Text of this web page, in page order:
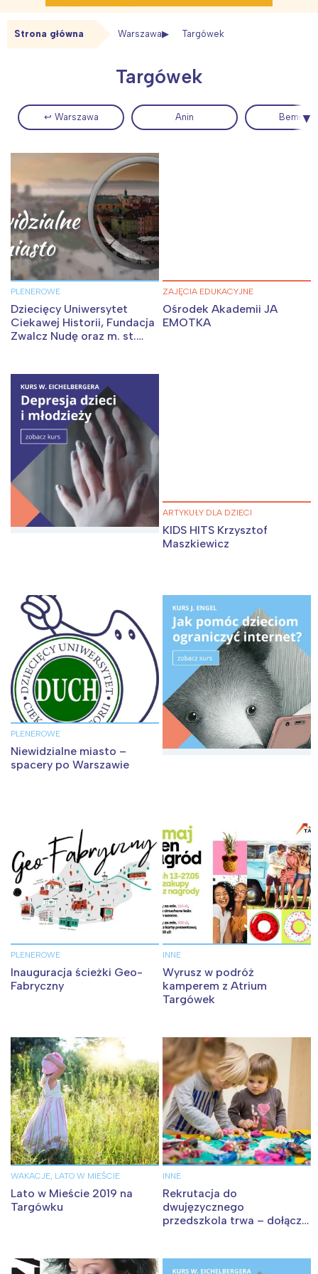
Strona główna Warszawa Targówek
Targówek
↩ Warszawa Anin Bemowo
PLENEROWE
Dziecięcy Uniwersytet
Ciekawej Historii, Fundacja
Zwalcz Nudę oraz m. st.
ZAJĘCIA EDUKACYJNE
Ośrodek Akademii JA
EMOTKA
ARTYKUŁY DLA DZIECI
KIDS HITS Krzysztof
Maszkiewicz
PLENEROWE
Niewidzialne miasto –
spacery po Warszawie
PLENEROWE
Inauguracja ścieżki Geo-
Fabryczny
INNE
Wyrusz w podróż
kamperem z Atrium
Targówek
WAKACJE, LATO W MIEŚCIE
Lato w Mieście 2019 na
Targówku
INNE
Rekrutacja do
dwujęzycznego
przedszkola trwa – dołącz
Interesują mnie wydarzenia z